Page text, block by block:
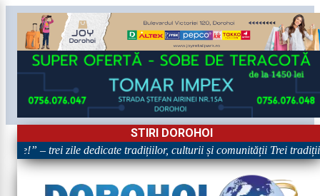
STIRI DOROHOI
– trei zile dedicate tradițiilor, culturii și comunității Trei tradiții.